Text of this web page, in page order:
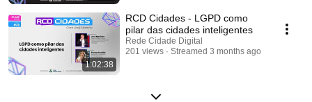
1:02:38
RCD Cidades - LGPD como
pilar das cidades inteligentes
Rede Cidade Digital
201 views
Streamed 3 months ago